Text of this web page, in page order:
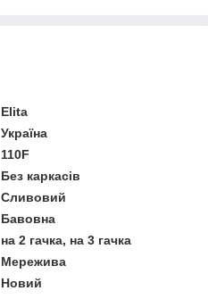
Elita
Україна
110F
Без каркасів
Сливовий
Бавовна
на 2 гачка, на 3 гачка
Мережива
Новий